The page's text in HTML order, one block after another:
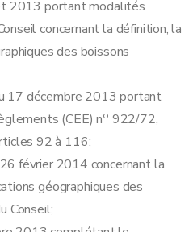
2013 portant modalités
concernant la définition, la
des boissons
17 décembre 2013 portant
(CEE) no 922/72,
92 à 116;
février 2014 concernant la
géographiques des
Conseil;